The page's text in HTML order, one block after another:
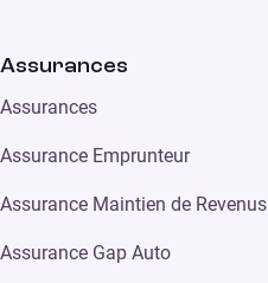
Assurances
Assurances
Assurance Emprunteur
Assurance Maintien de Revenus
Assurance Gap Auto